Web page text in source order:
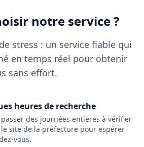
notre service ?
stress : un service fiable qui
en temps réel pour obtenir
sans effort.
heures de recherche
des journées entières à vérifier
site de la préfecture pour espérer
vous.